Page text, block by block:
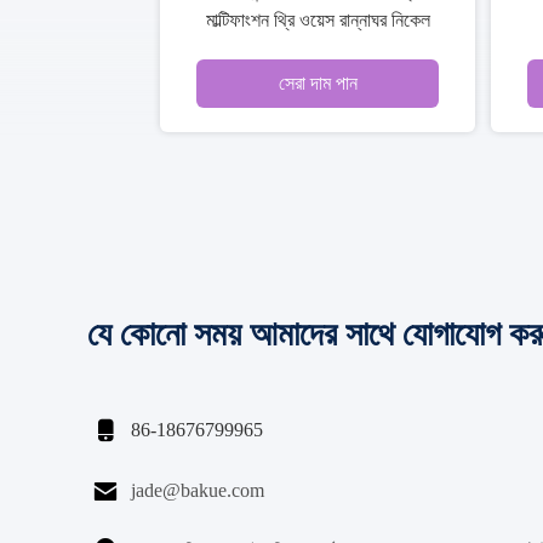
স্নান সিঙ্ক কল /
যে কোনো সময় আমাদের সাথে যোগাযোগ
 86-18676799965
 jade@bakue.com